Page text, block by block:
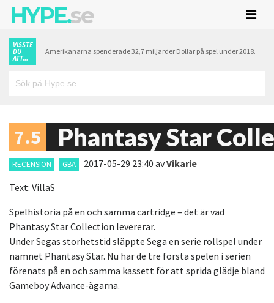
HYPE.se
VISSTE
DU
ATT...
Amerikanarna spenderade 32,7 miljarder Dollar på spel under 2018.
7.5 Phantasy Star
RECENSION GBA 2017-05-29 23:40 avVikarie
Text: VillaS
Spelhistoria på en och samma cartridge – det är vad
Phantasy Star Collection levererar.
Under Segas storhetstid släppte Sega en serie rollspel under
namnet Phantasy Star. Nu har de tre första spelen i serien
förenats på en och samma kassett för att sprida glädje bland
Gameboy Advance-ägarna.